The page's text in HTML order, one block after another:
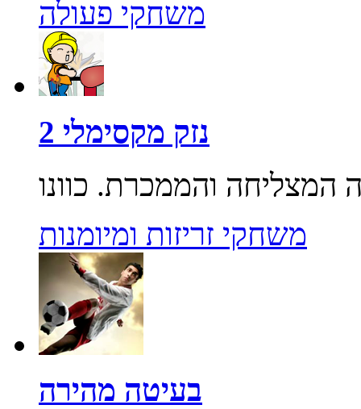
משחקי פעולה
נזק מקסימלי 2
משחקי זריזות ומיומנות
בעיטה מהירה